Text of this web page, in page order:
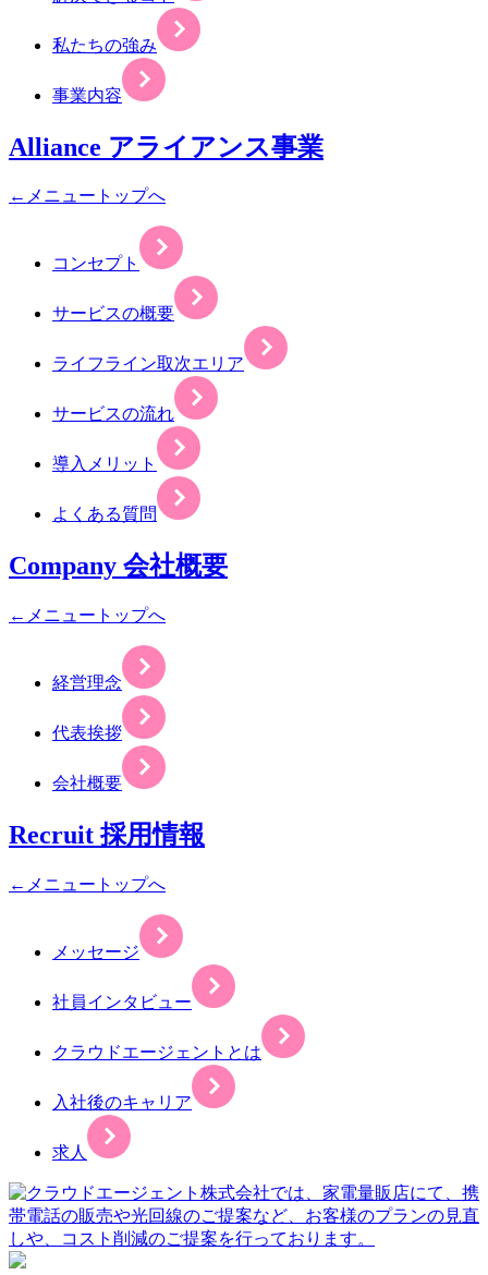
私たちの強み
事業内容
Alliance アライアンス事業
←メニュートップへ
コンセプト
サービスの概要
ライフライン取次エリア
サービスの流れ
導入メリット
よくある質問
Company 会社概要
←メニュートップへ
経営理念
代表挨拶
会社概要
Recruit 採用情報
←メニュートップへ
メッセージ
社員インタビュー
クラウドエージェントとは
入社後のキャリア
求人